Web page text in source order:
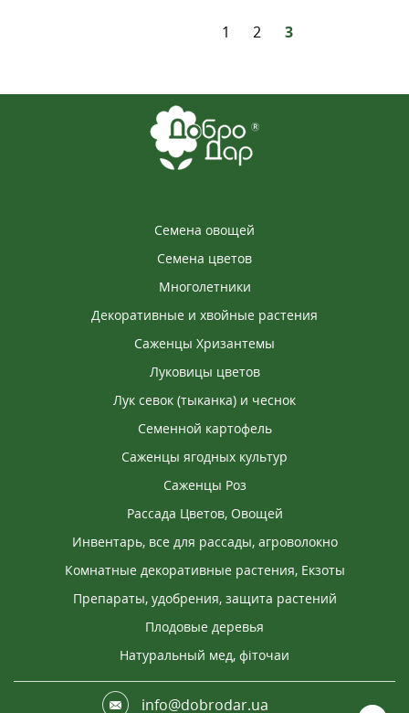
1 2 3
Семена овощей
Семена цветов
Многолетники
Декоративные и хвойные растения
Саженцы Хризантемы
Луковицы цветов
Лук севок (тыканка) и чеснок
Семенной картофель
Саженцы ягодных культур
Саженцы Роз
Рассада Цветов, Овощей
Инвентарь, все для рассады, агроволокно
Комнатные декоративные растения, Екзоты
Препараты, удобрения, защита растений
Плодовые деревья
Натуральный мед, фіточаи
info@dobrodar.ua